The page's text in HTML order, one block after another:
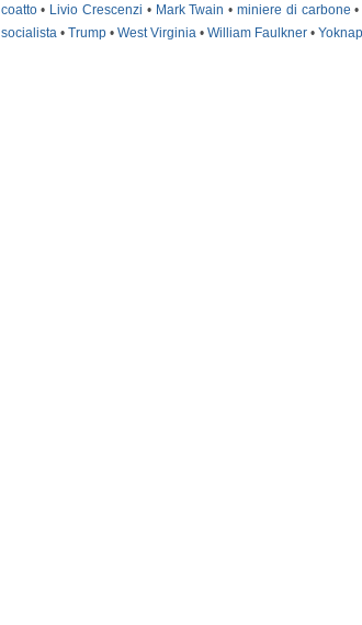
coatto• Livio Crescenzi • Mark Twain • miniere di carbone
socialista • Trump• West Virginia • William Faulkner•